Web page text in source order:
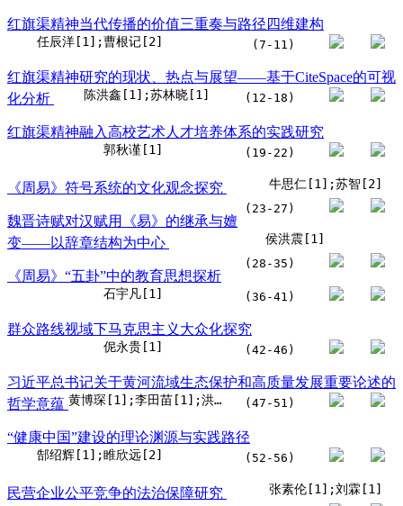
红旗渠精神当代传播的价值三重奏与路径四维建构
任辰洋[1];曹根记[2] (7-11)
红旗渠精神研究的现状、热点与展望——基于CiteSpace的可视
化分析
陈洪鑫[1];苏林晓[1] (12-18)
红旗渠精神融入高校艺术人才培养体系的实践研究
郭秋谨[1] (19-22)
《周易》符号系统的文化观念探究 牛思仁[1];苏智[2]
(23-27)
魏晋诗赋对汉赋用《易》的继承与嬗
变——以辞章结构为中心
侯洪震[1]
(28-35)
《周易》“五卦”中的教育思想探析
石宇凡[1] (36-41)
群众路线视域下马克思主义大众化探究
伲永贵[1] (42-46)
习近平总书记关于黄河流域生态保护和高质量发展重要论述的
哲学意蕴
黄博琛[1];李田苗[1];洪肖静[1] (47-51)
“健康中国”建设的理论渊源与实践路径
郜绍辉[1];睢欣远[2] (52-56)
民营企业公平竞争的法治保障研究 张素伦[1];刘霖[1]